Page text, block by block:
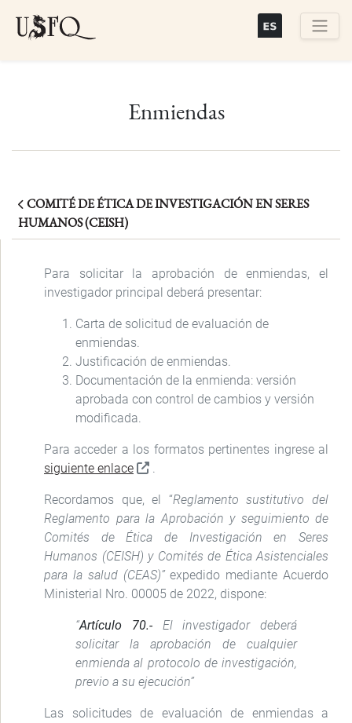
Enmiendas
COMITÉ DE ÉTICA DE INVESTIGACIÓN EN SERES
HUMANOS (CEISH)
Para solicitar la aprobación de enmiendas, el
investigador principal deberá presentar:
Carta de solicitud de evaluación de
enmiendas.
Justificación de enmiendas.
Documentación de la enmienda: versión
aprobada con control de cambios y versión
modificada.
Para acceder a los formatos pertinentes ingrese al
siguiente enlace
Recordamos que, el “Reglamento sustitutivo del
Reglamento para la Aprobación y seguimiento de
Comités de Ética de Investigación en Seres
Humanos (CEISH) y Comités de Ética Asistenciales
para la salud (CEAS)”expedido mediante Acuerdo
Ministerial Nro. 00005 de 2022, dispone:
“Artículo 70.-El investigador deberá
solicitar la aprobación de cualquier
enmienda al protocolo de investigación,
previo a su ejecución”
Las solicitudes de evaluación de enmiendas a